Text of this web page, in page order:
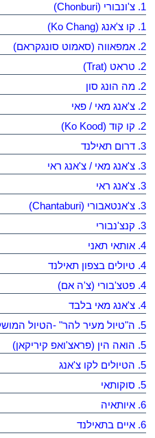
1. צ'ונבורי (Chonburi)
1. קו צ'אנג (Ko Chang)
2. אמפאווה (סאמוט סונגקראם)
2. טראט (Trat)
2. מה הונג סון
2. צ'אנג מאי / פאי
2. קו קוד (Ko Kood)
3. דרום תאילנד
3. צ'אנג מאי / צ'אנג ראי
3. צ'אנג ראי
3. צ'אנטאבורי (Chantaburi)
3. קנצ'נבורי
4. אותאי תאני
4. טיולים בצפון תאילנד
4. פטצ'בורי (צ'ה אם)
4. צ'אנג מאי בלבד
5. ה"טיול מעיר להר" -הטיול המושלם לצפון
5. הואה הין (פראצ'ואפ קיריקאן)
5. הטיולים לקו צ'אנג
5. סוקותאי
6. איותאיה
6. איים בתאילנד